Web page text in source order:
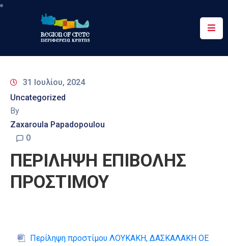
Περιφέρεια
&
Δράσεις
Ψηφιακές
Επικοινωνία
31 Ιουλίου, 2024
Uncategorized
By
Zaxaroula Papadopoulou
0
ΠΕΡΙΛΗΨΗ ΕΠΙΒΟΛΗΣ
ΠΡΟΣΤΙΜΟΥ
Περίληψη προστίμου ΛΟΥΚΑΚΗ, ΔΑΣΚΑΛΑΚΗ ΟΕ